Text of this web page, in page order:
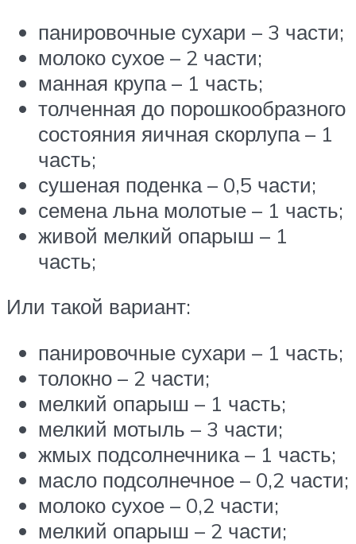
панировочные сухари – 3 части;
молоко сухое – 2 части;
манная крупа – 1 часть;
толченная до порошкообразного
состояния яичная скорлупа – 1
часть;
сушеная поденка – 0,5 части;
семена льна молотые – 1 часть;
живой мелкий опарыш – 1
часть;
Или такой вариант:
панировочные сухари – 1 часть;
толокно – 2 части;
мелкий опарыш – 1 часть;
мелкий мотыль – 3 части;
жмых подсолнечника – 1 часть;
масло подсолнечное – 0,2 части;
молоко сухое – 0,2 части;
мелкий опарыш – 2 части;